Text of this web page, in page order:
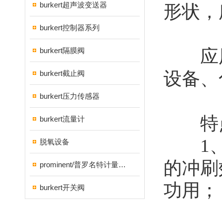
burkert超声波变送器
burkert控制器系列
burkert隔膜阀
burkert截止阀
burkert压力传感器
burkert流量计
脱氧设备
prominent/普罗名特计量泵系列
burkert开关阀
形状
应用
设备
特
1、
的冲
功用；